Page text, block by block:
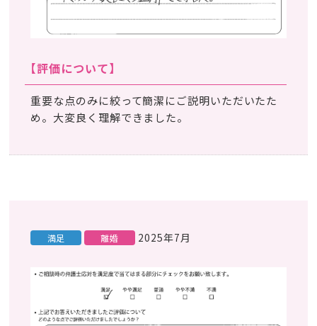
【評価について】
重要な点のみに絞って簡潔にご説明いただいたた
め。大変良く理解できました。
満足 離婚 2025年7月